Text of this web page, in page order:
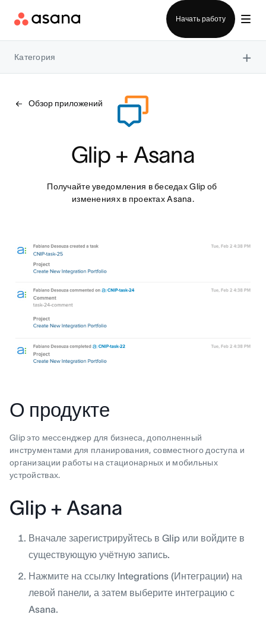
Начать работу
Категория ×
Обзор приложений
Glip + Asana
Получайте уведомления в беседах Glip об
изменениях в проектах Asana.
О продукте
Glip это мессенджер для бизнеса, дополненный
инструментами для планирования, совместного доступа и
организации работы на стационарных и мобильных
устройствах.
Glip + Asana
Вначале зарегистрируйтесь в Glip или войдите в
существующую учётную запись.
Нажмите на ссылку Integrations (Интеграции) на
левой панели, а затем выберите интеграцию с
Asana.